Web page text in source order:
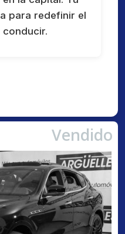
para redefinir el
Vendido